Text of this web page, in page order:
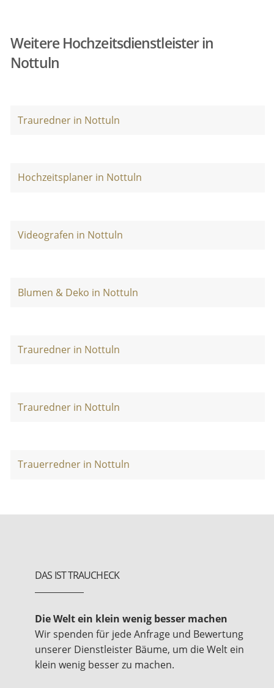
Weitere Hochzeitsdienstleister in
Nottuln
Trauredner in Nottuln
Hochzeitsplaner in Nottuln
Videografen in Nottuln
Blumen & Deko in Nottuln
Trauredner in Nottuln
Trauredner in Nottuln
Trauerredner in Nottuln
DAS IST TRAUCHECK
Die Welt ein klein wenig besser machen
Wir spenden für jede Anfrage und Bewertung
unserer Dienstleister Bäume, um die Welt ein
klein wenig besser zu machen.